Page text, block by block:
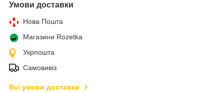
Умови доставки
Нова Пошта
Магазини Rozetka
Укрпошта
Самовивіз
Всі умови доставки